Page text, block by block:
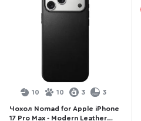
10 10 3 3
Чохол Nomad for Apple iPhone
17 Pro Max - Modern Leather